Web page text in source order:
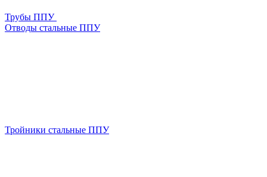
Трубы ППУ
Отводы стальные ППУ
Тройники стальные ППУ